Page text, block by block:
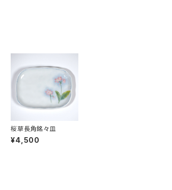
桜草長角銘々皿
¥4,500